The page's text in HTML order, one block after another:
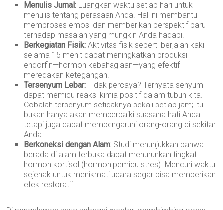
Menulis Jurnal: Luangkan waktu setiap hari untuk
menulis tentang perasaan Anda. Hal ini membantu
memproses emosi dan memberikan perspektif baru
terhadap masalah yang mungkin Anda hadapi.
Berkegiatan Fisik: Aktivitas fisik seperti berjalan kaki
selama 15 menit dapat meningkatkan produksi
endorfin—hormon kebahagiaan—yang efektif
meredakan ketegangan.
Tersenyum Lebar: Tidak percaya? Ternyata senyum
dapat memicu reaksi kimia positif dalam tubuh kita.
Cobalah tersenyum setidaknya sekali setiap jam; itu
bukan hanya akan memperbaiki suasana hati Anda
tetapi juga dapat mempengaruhi orang-orang di sekitar
Anda.
Berkoneksi dengan Alam: Studi menunjukkan bahwa
berada di alam terbuka dapat menurunkan tingkat
hormon kortisol (hormon pemicu stres). Mencuri waktu
sejenak untuk menikmati udara segar bisa memberikan
efek restoratif.